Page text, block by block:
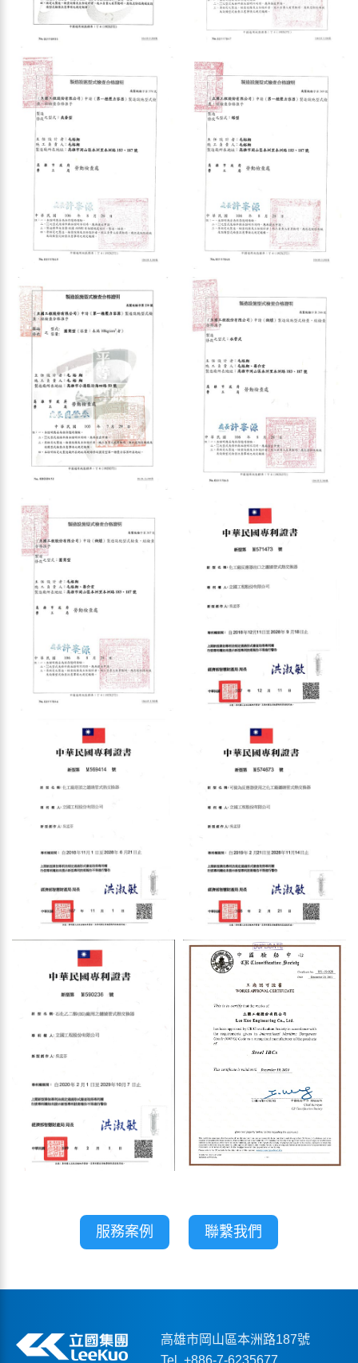
服務案例 聯繫我們
高雄市岡山區本洲路187號
Tel. +886-7-6235677